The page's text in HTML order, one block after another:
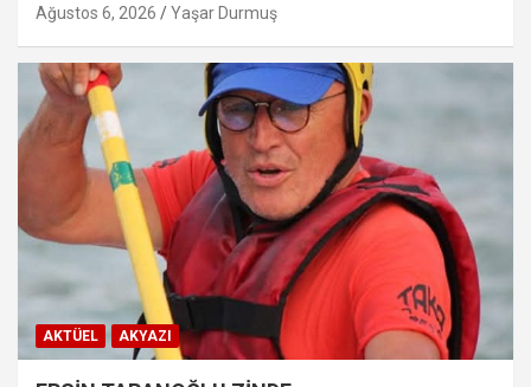
Ağustos 6, 2026 Yaşar Durmuş
AKTÜEL AKYAZI